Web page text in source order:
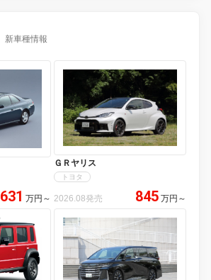
新車種情報
631 万円 ～
ＧＲヤリス
トヨタ
2026.08発売 845 万円 ～